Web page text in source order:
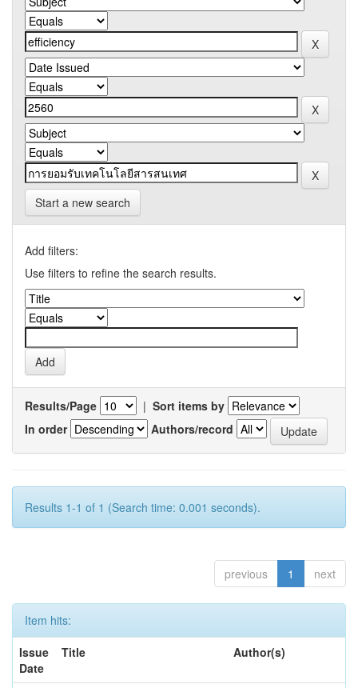
Start a new search
Add filters:
Use filters to refine the search results.
Results/Page | Sort items by
In order
Authors/record
Results 1-1 of 1 (Search time: 0.001 seconds).
previous 1 next
Item hits:
Issue
Date
Title Author(s)